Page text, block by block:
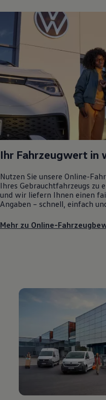
Ihr Fahrzeugwert in
Nutzen Sie unsere Online-
Ihres Gebrauchtfahrzeugs zu
und wir liefern Ihnen einen
Angaben – schnell, einfach
Mehr zu Online-